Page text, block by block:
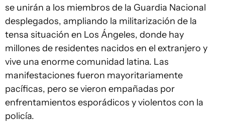
se unirán a los miembros de la Guardia Nacional
desplegados, ampliando la militarización de la
tensa situación en Los Ángeles, donde hay
millones de residentes nacidos en el extranjero y
vive una enorme comunidad latina. Las
manifestaciones fueron mayoritariamente
pacíficas, pero se vieron empañadas por
enfrentamientos esporádicos y violentos con la
policía.